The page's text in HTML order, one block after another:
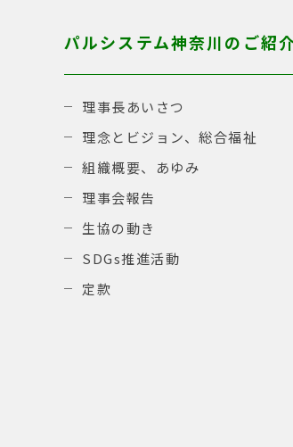
パルシステム神奈川のご紹
理事長あいさつ
理念とビジョン、総合福祉
組織概要、あゆみ
理事会報告
生協の動き
SDGs推進活動
定款